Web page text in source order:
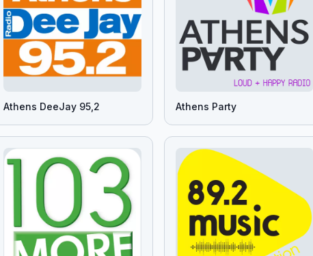
Athens DeeJay 95,2 Athens Party